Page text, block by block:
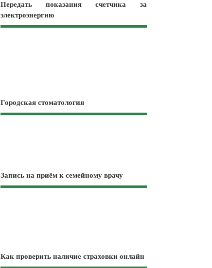
Передать показания счетчика за
электроэнергию
Городская стоматология
Запись на приём к семейному врачу
Как проверить наличие страховки онлайн